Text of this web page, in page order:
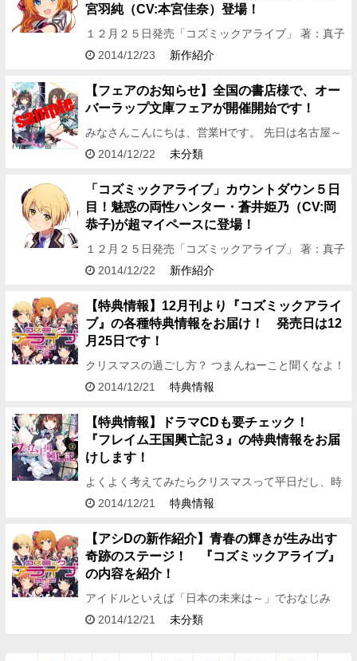
宮羽純（CV:本宮佳奈）登場！
１２月２５日発売「コズミックアライブ」 著：真子
晃一 イラスト：荻pote 発売カウントダウンボイ
★☆★☆★☆★☆★☆★☆★☆★…
2014/12/23 新作紹介
【フェアのお知らせ】全国の書店様で、オー
バーラップ文庫フェアが開催開始です！
みなさんこんにちは、営業Hです。 先日は名古屋～
大阪に出張に行ってまいりました。 編集部とウンウ
使われていると、…
2014/12/22 未分類
「コズミックアライブ」カウントダウン５日
目！魅惑の両性ハンター・蒼井姫乃（CV:岡
恭子)が超マイペースに登場！
１２月２５日発売「コズミックアライブ」 著：真子
晃一 イラスト：荻pote 発売カウントダウンボイ
★☆★☆★☆★☆★☆★☆★☆★…
2014/12/22 新作紹介
【特典情報】12月刊より『コズミックアライ
ブ』の各種特典情報をお届け！ 発売日は12
月25日です！
クリスマスの過ごし方？ つまんねーこと聞くなよ！
おはこんばんちは、編集アシDです。 今回は12月25
先生…
2014/12/21 特典情報
【特典情報】ドラマCDも要チェック！
『フレイム王国興亡記３』の特典情報をお届
けします！
よくよく考えてみたらクリスマスって平日だし、時
間が空いてる人なんていないよ！ だから、特別な予
集アシDです。 …
2014/12/21 特典情報
【アシDの新作紹介】青春の輝きが生み出す
奇跡のステージ！ 『コズミックアライブ』
の内容を紹介！
アイドルといえば「日本の未来は～」でおなじみ
の、あのグループがまず頭に浮かびます。 まだおっ
2014/12/21 未分類